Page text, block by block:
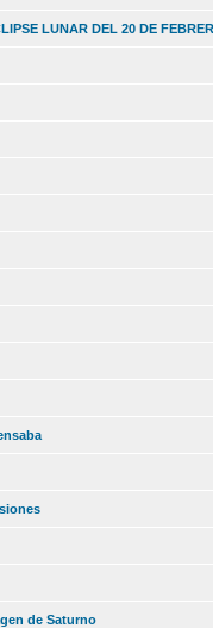
LUNAR DEL 20 DE FEBRER
de Saturno